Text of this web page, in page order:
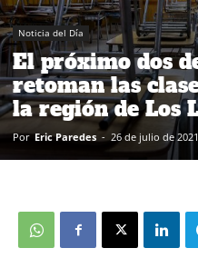
Noticia del Día
El próximo dos
retoman las
la región de Los
Por Eric Paredes - 26 de julio de 2021